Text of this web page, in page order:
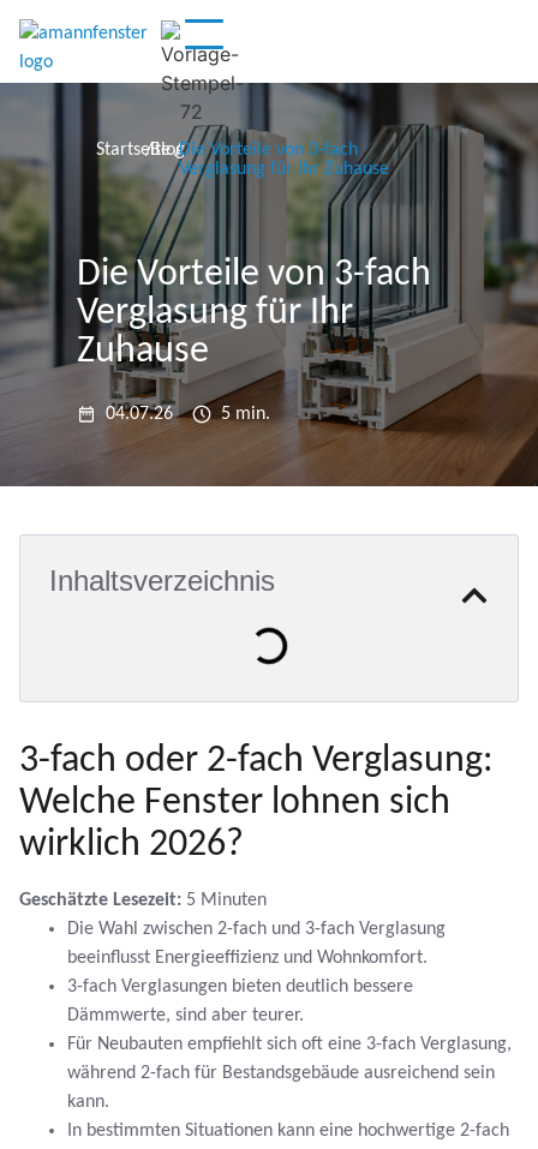
Startseite
/Blog
/Die Vorteile von 3-fach
Verglasung für Ihr Zuhause
Die Vorteile von 3-fach
Verglasung für Ihr
Zuhause
04.07.26 5 min.
Inhaltsverzeichnis
3-fach oder 2-fach Verglasung:
Welche Fenster lohnen sich
wirklich 2026?
Geschätzte Lesezeit: 5 Minuten
Die Wahl zwischen 2-fach und 3-fach Verglasung
beeinflusst Energieeffizienz und Wohnkomfort.
3-fach Verglasungen bieten deutlich bessere
Dämmwerte, sind aber teurer.
Für Neubauten empfiehlt sich oft eine 3-fach Verglasung,
während 2-fach für Bestandsgebäude ausreichend sein
kann.
In bestimmten Situationen kann eine hochwertige 2-fach